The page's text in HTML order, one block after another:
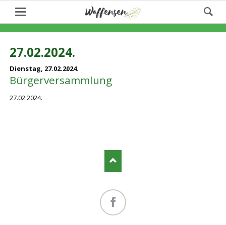
27.02.2024.
Dienstag, 27.02.2024.
Bürgerversammlung
27.02.2024.